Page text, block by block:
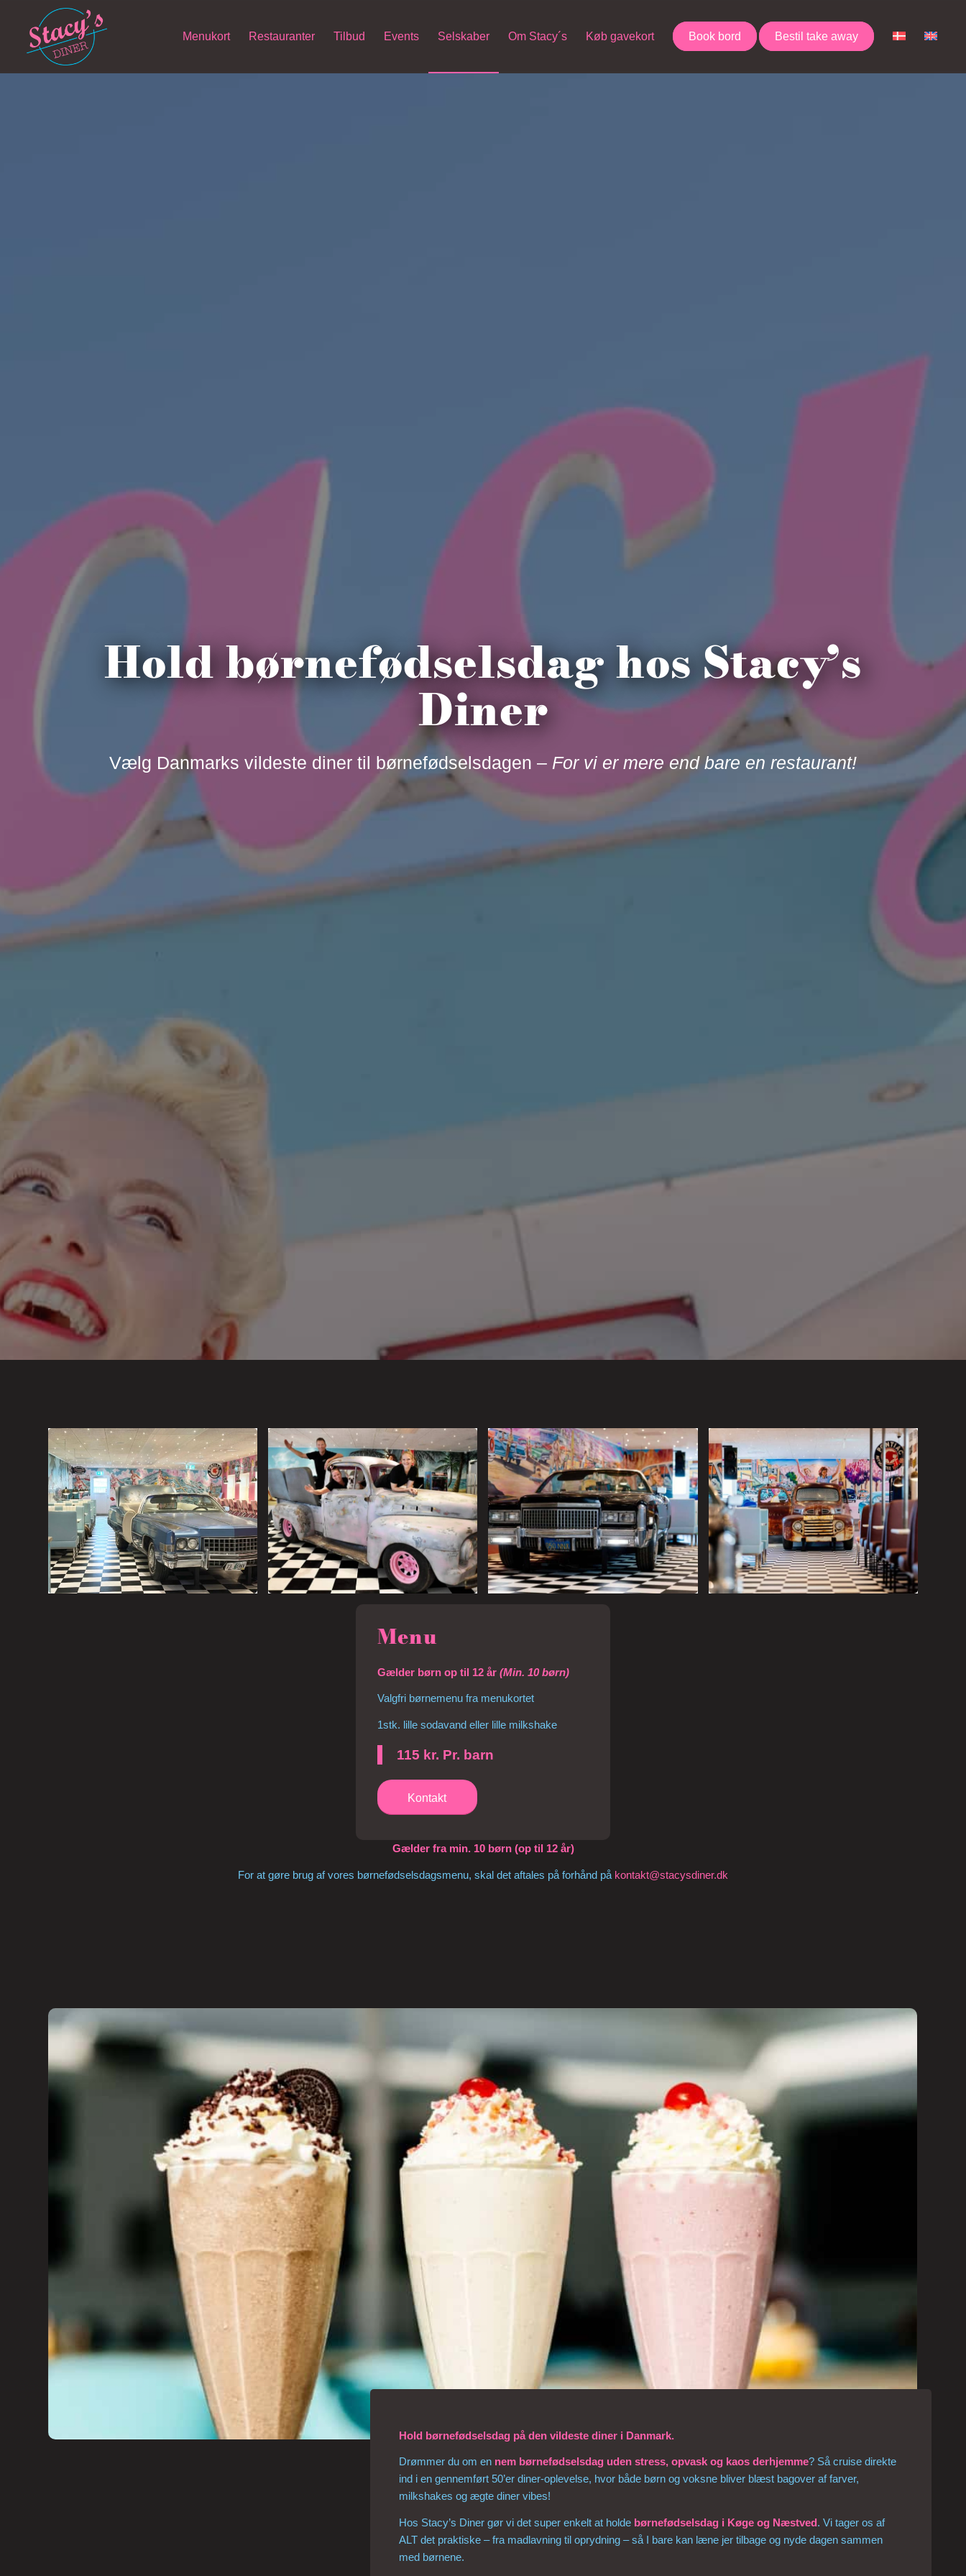
Menukort Restauranter Tilbud Events Selskaber Om Stacy´s Køb gavekort Book bord Bestil take away
Hold børnefødselsdag hos Stacy’s
Diner
Vælg Danmarks vildeste diner til børnefødselsdagen – For vi er mere end bare en restaurant!
Menu
Gælder børn op til 12 år(Min. 10 børn)
Valgfri børnemenu fra menukortet
1stk. lille sodavand eller lille milkshake
115 kr. Pr. barn
Kontakt
Gælder fra min. 10 børn (op til 12 år)
For at gøre brug af vores børnefødselsdagsmenu, skal det aftales på forhånd på kontakt@stacysdiner.dk
Hold børnefødselsdag på den vildeste diner i Danmark.
Drømmer du om en nem børnefødselsdag uden stress, opvask og kaos derhjemme? Så cruise direkte
ind i en gennemført 50’er diner-oplevelse, hvor både børn og voksne bliver blæst bagover af farver,
milkshakes og ægte diner vibes!
Hos Stacy’s Diner gør vi det super enkelt at holde børnefødselsdag i Køge og Næstved. Vi tager os af
ALT det praktiske – fra madlavning til oprydning – så I bare kan læne jer tilbage og nyde dagen sammen
med børnene.